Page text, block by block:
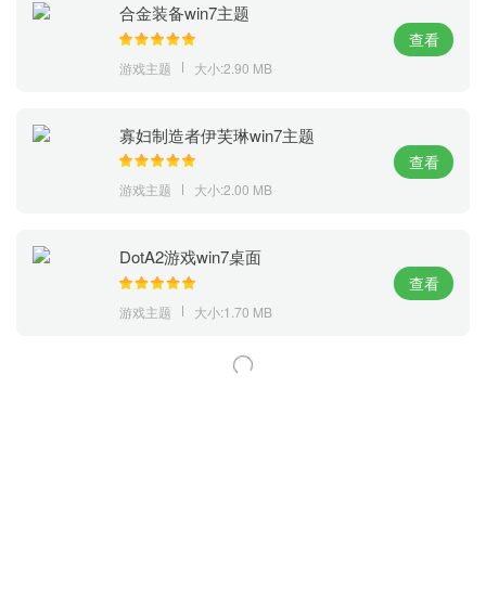
合金装备win7主题
游戏主题 大小:2.90 MB
查看
寡妇制造者伊芙琳win7主题
游戏主题 大小:2.00 MB
查看
DotA2游戏win7桌面
游戏主题 大小:1.70 MB
查看